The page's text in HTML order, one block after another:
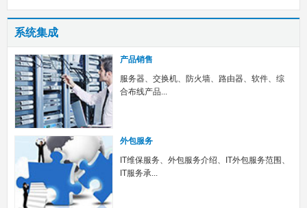
系统集成
产品销售
服务器、交换机、防火墙、路由器、软件、综
合布线产品...
外包服务
IT维保服务、外包服务介绍、IT外包服务范围、
IT服务承...